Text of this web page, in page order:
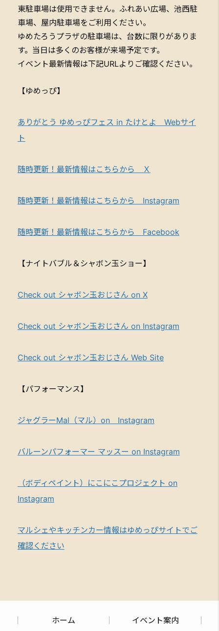
東駐車場は使用できません。ふれあい広場、池西駐
車場、屋内駐車場をご利用ください。
ゆめたろうプラザの駐車場は、台数に限りがありま
す。当日は多くのお客様が来場予定です。
イベント最新情報は下記URLよりご確認ください。
【ゆめっぴ】
ありがとう ゆめっぴフェス in たけとよ Webサイ
ト
随時更新！最新情報はこちらから Ｘ
随時更新！最新情報はこちらから Instagram
随時更新！最新情報はこちらから Facebook
【ナイトバブル＆シャボン玉ショー】
Check out シャボン玉おじさん on X
Check out シャボン玉おじさん on Instagram
Check out シャボン玉おじさん Web Site
【パフォーマンス】
ジャグラーMal（マル）on Instagram
バルーンパフォーマー マッスー on Instagram
（ボディペイント）にこにこプロジェクト on
Instagram
マルシェやキッチンカー情報はゆめっぴサイトでご
確認ください
ホーム イベント案内